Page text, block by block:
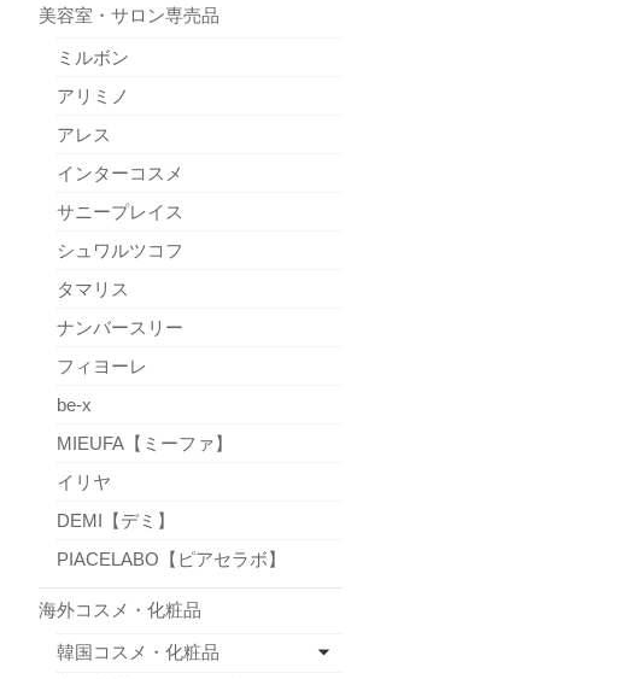
美容室・サロン専売品
ミルボン
アリミノ
アレス
インターコスメ
サニープレイス
シュワルツコフ
タマリス
ナンバースリー
フィヨーレ
be-x
MIEUFA【ミーファ】
イリヤ
DEMI【デミ】
PIACELABO【ピアセラボ】
海外コスメ・化粧品
韓国コスメ・化粧品